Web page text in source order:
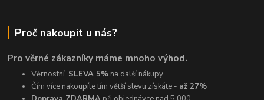
Proč nakoupit u nás?
Pro věrné zákazníky máme mnoho výhod.
Věrnostní SLEVA 5% na další nákupy
Čím více nakoupíte tím větší slevu získáte - až 27%